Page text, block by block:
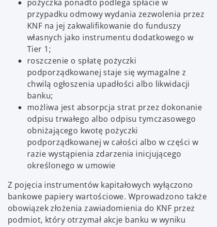
pożyczka ponadto podlega spłacie w
przypadku odmowy wydania zezwolenia przez
KNF na jej zakwalifikowanie do funduszy
własnych jako instrumentu dodatkowego w
Tier 1;
roszczenie o spłatę pożyczki
podporządkowanej staje się wymagalne z
chwilą ogłoszenia upadłości albo likwidacji
banku;
możliwa jest absorpcja strat przez dokonanie
odpisu trwałego albo odpisu tymczasowego
obniżającego kwotę pożyczki
podporządkowanej w całości albo w części w
razie wystąpienia zdarzenia inicjującego
określonego w umowie
Z pojęcia instrumentów kapitałowych wyłączono
bankowe papiery wartościowe. Wprowadzono także
obowiązek złożenia zawiadomienia do KNF przez
podmiot, który otrzymał akcje banku w wyniku